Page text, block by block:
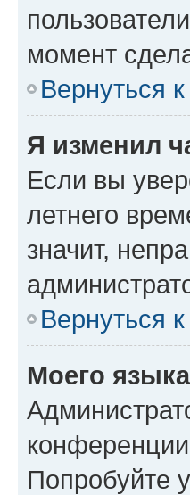
момент
Вернуться
Я изменил
Если вы
летнего
значит,
Вернуться
Моего
Попробуйте